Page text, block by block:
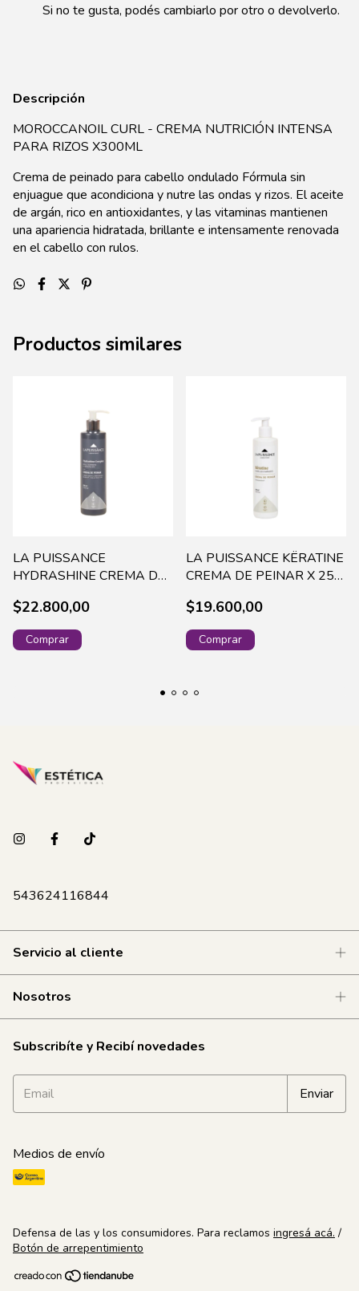
Si no te gusta, podés cambiarlo por otro o devolverlo.
Descripción
MOROCCANOIL CURL - CREMA NUTRICIÓN INTENSA
PARA RIZOS X300ML
Crema de peinado para cabello ondulado Fórmula sin
enjuague que acondiciona y nutre las ondas y rizos. El aceite
de argán, rico en antioxidantes, y las vitaminas mantienen
una apariencia hidratada, brillante e intensamente renovada
en el cabello con rulos.
Productos similares
LA PUISSANCE
HYDRASHINE CREMA DE
$22.800,00
LA PUISSANCE KËRATINE
CREMA DE PEINAR X 250
$19.600,00
543624116844
Servicio al cliente
Nosotros
Subscribíte y Recibí novedades
Medios de envío
Defensa de las y los consumidores. Para reclamos ingresá acá. /
Botón de arrepentimiento